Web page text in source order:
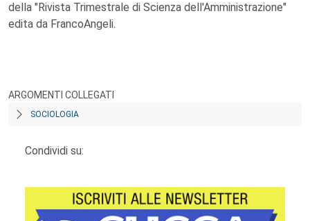
della "Rivista Trimestrale di Scienza dell'Amministrazione"
edita da FrancoAngeli.
ARGOMENTI COLLEGATI
SOCIOLOGIA
Condividi su: